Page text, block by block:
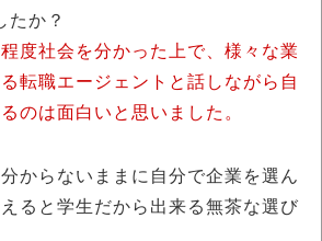
たか？
度社会を分かった上で、様々な業
転職エージェントと話しながら自
のは面白いと思いました。
からないままに自分で企業を選ん
ると学生だから出来る無茶な選び